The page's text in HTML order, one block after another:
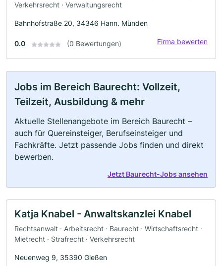
Verkehrsrecht · Verwaltungsrecht
Bahnhofstraße 20, 34346 Hann. Münden
0.0 (0 Bewertungen) Firma bewerten
Jobs im Bereich Baurecht: Vollzeit,
Teilzeit, Ausbildung & mehr
Aktuelle Stellenangebote im Bereich Baurecht –
auch für Quereinsteiger, Berufseinsteiger und
Fachkräfte. Jetzt passende Jobs finden und direkt
bewerben.
Jetzt Baurecht-Jobs ansehen
Katja Knabel - Anwaltskanzlei Knabel
Rechtsanwalt · Arbeitsrecht · Baurecht · Wirtschaftsrecht ·
Mietrecht · Strafrecht · Verkehrsrecht
Neuenweg 9, 35390 Gießen